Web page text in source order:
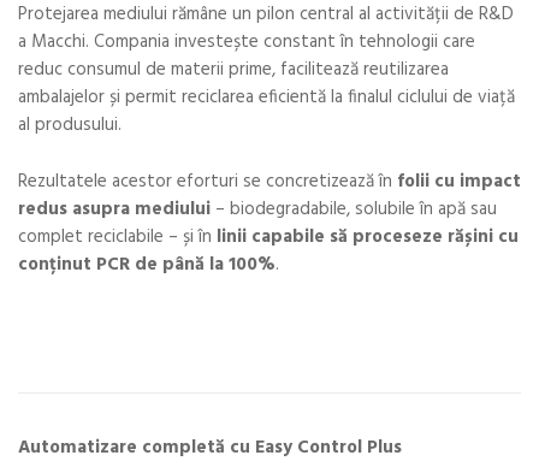
Protejarea mediului rămâne un pilon central al activității de R&D
a Macchi. Compania investește constant în tehnologii care
reduc consumul de materii prime, facilitează reutilizarea
ambalajelor și permit reciclarea eficientă la finalul ciclului de viață
al produsului.
Rezultatele acestor eforturi se concretizează în folii cu impact
redus asupra mediului – biodegradabile, solubile în apă sau
complet reciclabile – și în linii capabile să proceseze rășini cu
conținut PCR de până la 100%.
Automatizare completă cu Easy Control Plus